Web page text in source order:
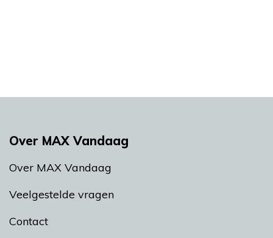
Over MAX Vandaag
Over MAX Vandaag
Veelgestelde vragen
Contact